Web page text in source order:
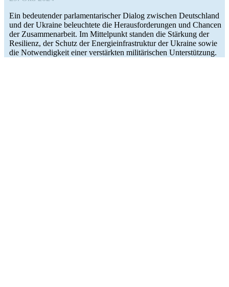
Ein bedeu­ten­der par­la­men­ta­ri­scher Dialog zwi­schen Deutsch­land
und der Ukraine beleuch­tete die Her­aus­for­de­run­gen und Chancen
der Zusam­men­ar­beit. Im Mit­tel­punkt standen die Stär­kung der
Resi­li­enz, der Schutz der Ener­gie­infra­struk­tur der Ukraine sowie
die Not­wen­dig­keit einer ver­stärk­ten mili­tä­ri­schen Unterstützung.